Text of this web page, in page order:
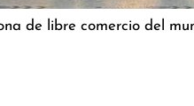
de libre comercio del